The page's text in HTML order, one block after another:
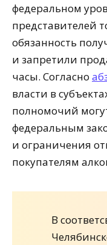
федеральном
представителей
обязанность
и запретили
часы. Согласно
власти в
полномочий
федеральным
и ограничения
покупателям
В